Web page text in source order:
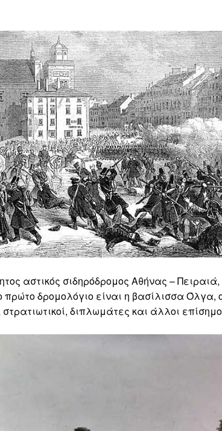
αστικός σιδηρόδρομος Αθήνας –
δρομολόγιο είναι η βασίλισσα Όλγα,
διπλωμάτες και άλλοι